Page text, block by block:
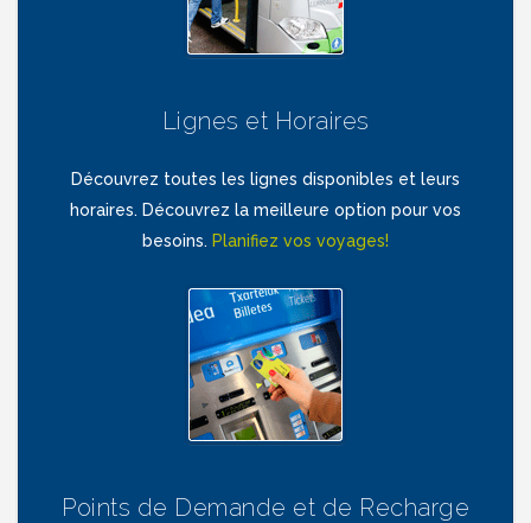
Lignes et Horaires
Découvrez toutes les lignes disponibles et leurs
horaires. Découvrez la meilleure option pour vos
besoins. Planifiez vos voyages!
Points de Demande et de Recharge